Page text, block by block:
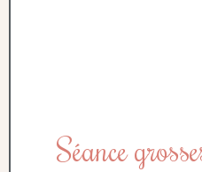
Séance